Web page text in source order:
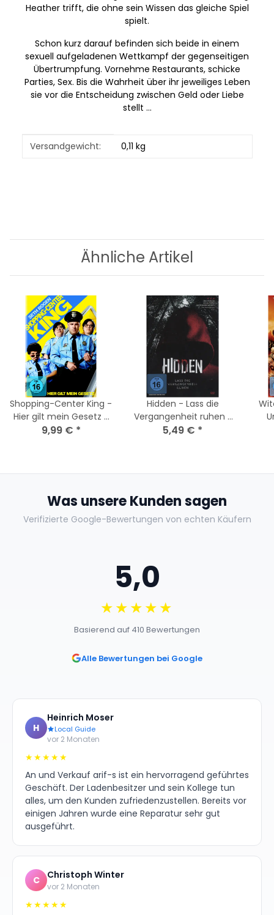
Heather trifft, die ohne sein Wissen das gleiche Spiel
spielt.
Schon kurz darauf befinden sich beide in einem
sexuell aufgeladenen Wettkampf der gegenseitigen
Übertrumpfung. Vornehme Restaurants, schicke
Parties, Sex. Bis die Wahrheit über ihr jeweiliges Leben
sie vor die Entscheidung zwischen Geld oder Liebe
stellt ...
Produkteigenschaft
Wert
Versandgewicht: 0,11 kg
Ähnliche Artikel
Shopping-Center King -
Hier gilt mein Gesetz /
DVD - Nagelneu
9,99 € *
Hidden - Lass die
Vergangenheit ruhen /
DVD *Top Zustand
5,49 € *
Was unsere Kunden sagen
Verifizierte Google-Bewertungen von echten Käufern
5,0
★★★★★
Basierend auf 410 Bewertungen
Alle Bewertungen bei Google
H
Heinrich Moser
Local Guide
vor 2 Monaten
★★★★★
An und Verkauf arif-s ist ein hervorragend geführtes
Geschäft. Der Ladenbesitzer und sein Kollege tun
alles, um den Kunden zufriedenzustellen. Bereits vor
einigen Jahren wurde eine Reparatur sehr gut
ausgeführt.
C Christoph Winter
vor 2 Monaten
★★★★★